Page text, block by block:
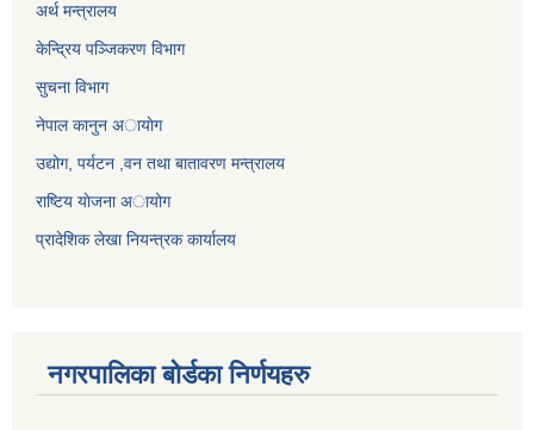
अर्थ मन्त्रालय
केन्द्रिय पञ्जिकरण विभाग
सुचना विभाग
नेपाल कानुन अायाेग
उद्योग, पर्यटन ,वन तथा बातावरण मन्त्रालय
राष्टिय याेजना अायोग
प्रादेशिक लेखा नियन्त्रक कार्यालय
नगरपालिका बोर्डका निर्णयहरु